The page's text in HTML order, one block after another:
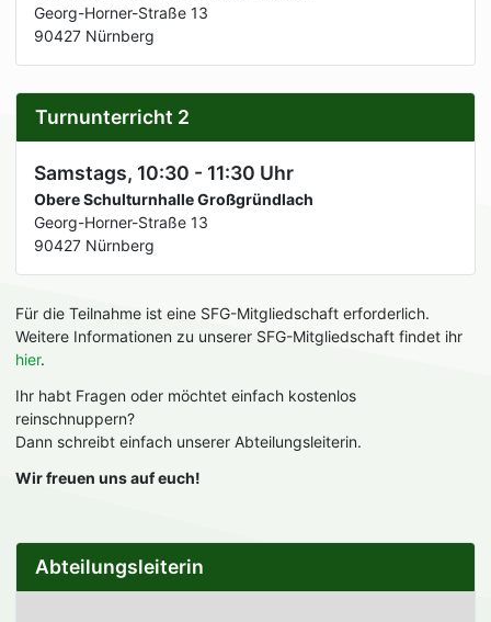
Georg-Horner-Straße 13
90427 Nürnberg
Turnunterricht 2
Samstags, 10:30 - 11:30 Uhr
Obere Schulturnhalle Großgründlach
Georg-Horner-Straße 13
90427 Nürnberg
Für die Teilnahme ist eine SFG-Mitgliedschaft erforderlich.
Weitere Informationen zu unserer SFG-Mitgliedschaft findet ihr
hier.
Ihr habt Fragen oder möchtet einfach kostenlos
reinschnuppern?
Dann schreibt einfach unserer Abteilungsleiterin.
Wir freuen uns auf euch!
Abteilungsleiterin